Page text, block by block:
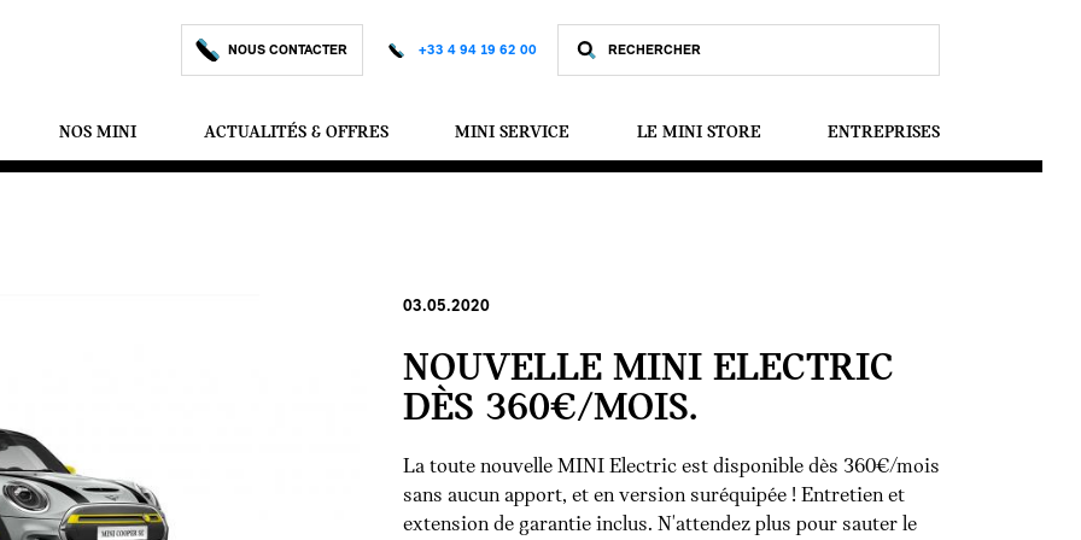
NOUS CONTACTER +33 4 94 19 62 00
NOS MINI ACTUALITÉS & OFFRES MINI SERVICE LE MINI STORE ENTREPRISES
03.05.2020
NOUVELLE MINI ELECTRIC
DÈS 360€/MOIS.
La toute nouvelle MINI Electric est disponible dès 360€/mois
sans aucun apport, et en version suréquipée ! Entretien et
extension de garantie inclus. N'attendez plus pour sauter le